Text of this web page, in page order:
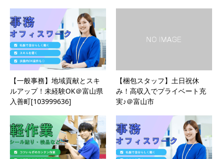
【一般事務】地域貢献とスキ
ルアップ！未経験OK＠富山県
入善町[103999636]
【梱包スタッフ】土日祝休
み！高収入でプライベート充
実♪＠富山市